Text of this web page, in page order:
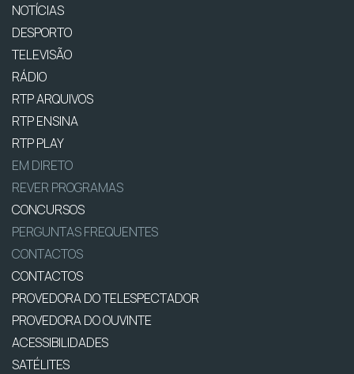
NOTÍCIAS
DESPORTO
TELEVISÃO
RÁDIO
RTP ARQUIVOS
RTP ENSINA
RTP PLAY
EM DIRETO
REVER PROGRAMAS
CONCURSOS
PERGUNTAS FREQUENTES
CONTACTOS
CONTACTOS
PROVEDORA DO TELESPECTADOR
PROVEDORA DO OUVINTE
ACESSIBILIDADES
SATÉLITES